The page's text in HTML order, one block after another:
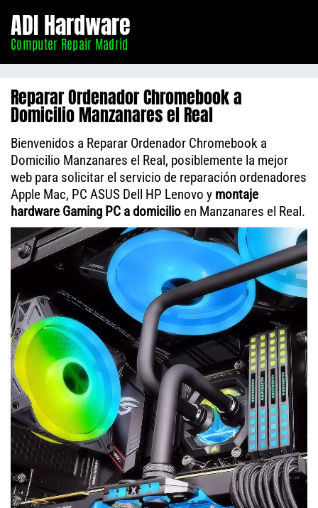
Madrid
ADI Hardware
Computer Repair Madrid
Reparar Ordenador Chromebook a
Domicilio Manzanares el Real
Bienvenidos a Reparar Ordenador Chromebook a
Domicilio Manzanares el Real, posiblemente la mejor
web para solicitar el servicio de reparación ordenadores
Apple Mac, PC ASUS Dell HP Lenovo y montaje
hardware Gaming PC a domicilio en Manzanares el Real.